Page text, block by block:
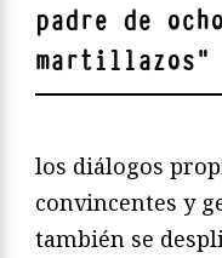
padre de ocho
martillazos"
los diálogos
convincentes y
también se